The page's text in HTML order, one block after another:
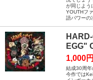
が同じよう
YOUTHフ
語パワーの
EGG"
1,000
結成30周年
今作では